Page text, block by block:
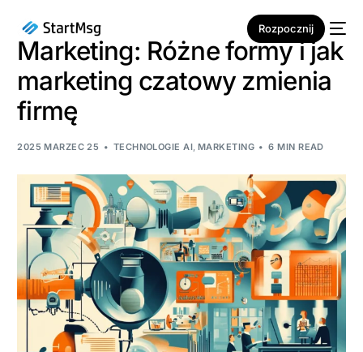
Rozpocznij
Marketing: Różne formy i jak
marketing czatowy zmienia
firmę
2025 MARZEC 25 TECHNOLOGIE AI, MARKETING 6 MIN READNOWOŚĆ